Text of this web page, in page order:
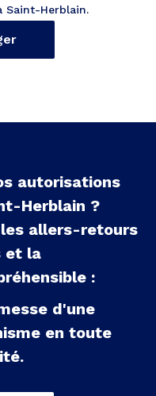
Saint-Herblain.
autorisations
Herblain ?
allers-retours
et la
:
d'une
en toute